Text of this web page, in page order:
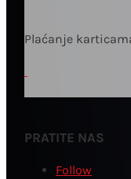
Plaćanje
PRATITE NAS
Follow